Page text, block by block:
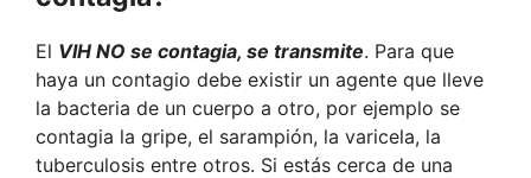
El VIH NO se contagia, se transmite. Para que
haya un contagio debe existir un agente que lleve
la bacteria de un cuerpo a otro, por ejemplo se
contagia la gripe, el sarampión, la varicela, la
tuberculosis entre otros. Si estás cerca de una